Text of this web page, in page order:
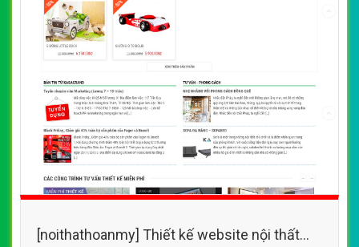
[noithathoanmy] Thiết kế website nội thất